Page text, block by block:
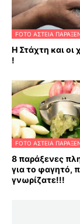
FOTO ΑΣΤΕΙΑ
Η Στάχτη και οι
!
FOTO ΑΣΤΕΙΑ
8 παράξενες
για το φαγητό,
γνωρίζατε!!!